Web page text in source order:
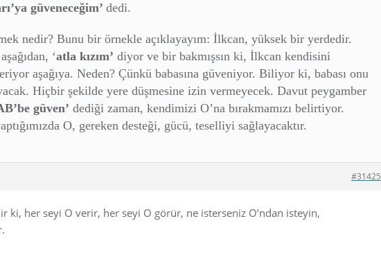
güveneceğim’ dedi.
nedir? Bunu bir örnekle açıklayayım: İlkcan, yüksek bir yerdedir.
‘atla kızım’ diyor ve bir bakmışsın ki, İlkcan kendisini
aşağıya. Neden? Çünkü babasına güveniyor. Biliyor ki, babası onu
Hiçbir şekilde yere düşmesine izin vermeyecek. Davut peygamber
güven’ dediği zaman, kendimizi O’na bırakmamızı belirtiyor.
O, gereken desteği, gücü, teselliyi sağlayacaktır.
#31425
ki, her seyi O verir, her seyi O görür, ne isterseniz O’ndan isteyin,